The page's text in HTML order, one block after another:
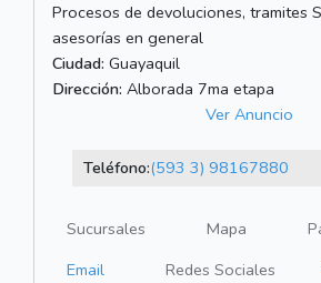
Procesos de devoluciones, tramites
asesorías en general
Ciudad: Guayaquil
Dirección: Alborada 7ma etapa
Ver Anuncio
Teléfono:(593 3) 98167880
Sucursales Mapa
Email
Redes Sociales